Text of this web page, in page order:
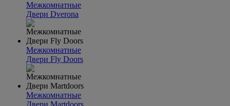
Межкомнатные
Двери Dverona
Межкомнатные
Двери Fly Doors
Межкомнатные
Двери Martdoors